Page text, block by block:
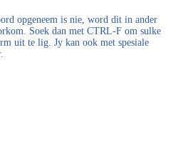
opgeneem is nie, word dit in ander
Soek dan met CTRL-F om sulke
uit te lig. Jy kan ook met spesiale